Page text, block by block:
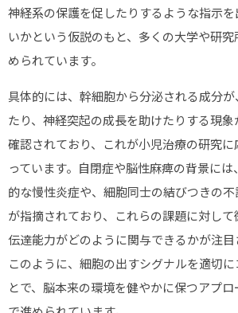
神経系の保護を促したりするような指示
いかという仮説のもと、多くの大学や研
められています。
具体的には、幹細胞から分泌される成分
たり、神経突起の成長を助けたりする現
確認されており、これが小児治療の研究
っています。自閉症や脳性麻痺の背景に
的な慢性炎症や、細胞同士の結びつきの
が指摘されており、これらの課題に対し
伝達能力がどのように関与できるかが注目
このように、細胞の出すシグナルを適切
とで、脳本来の環境を健やかに保つアプ